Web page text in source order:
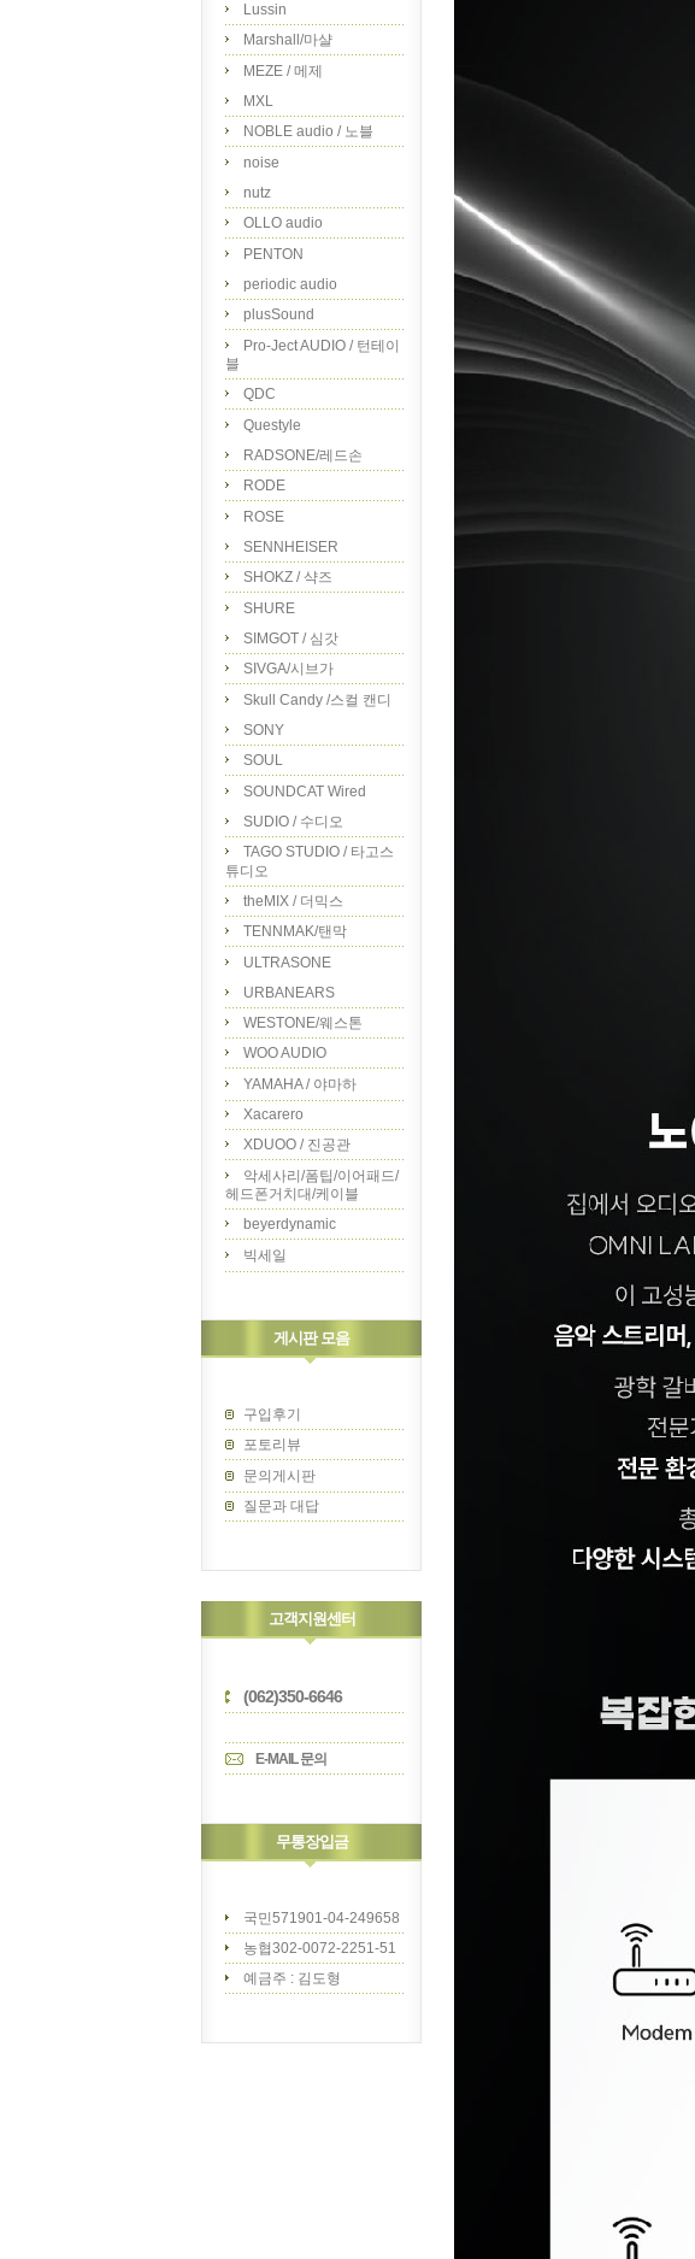
Lussin
Marshall/마샬
MEZE / 메제
MXL
NOBLE audio / 노블
noise
nutz
OLLO audio
PENTON
periodic audio
plusSound
Pro-Ject AUDIO / 턴테이
블
QDC
Questyle
RADSONE/레드손
RODE
ROSE
SENNHEISER
SHOKZ / 샥즈
SHURE
SIMGOT / 심갓
SIVGA/시브가
Skull Candy /스컬 캔디
SONY
SOUL
SOUNDCAT Wired
SUDIO / 수디오
TAGO STUDIO / 타고스
튜디오
theMIX / 더믹스
TENNMAK/탠막
ULTRASONE
URBANEARS
WESTONE/웨스톤
WOO AUDIO
YAMAHA / 야마하
Xacarero
XDUOO / 진공관
악세사리/폼팁/이어패드/
헤드폰거치대/케이블
beyerdynamic
빅세일
게시판 모음
구입후기
포토리뷰
문의게시판
질문과 대답
고객지원센터
(062)350-6646
E-MAIL 문의
무통장입금
국민571901-04-249658
농협302-0072-2251-51
예금주 : 김도형